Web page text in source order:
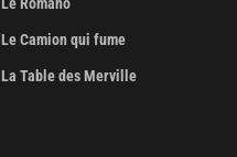
Le Romano
Le Camion qui fume
La Table des Merville